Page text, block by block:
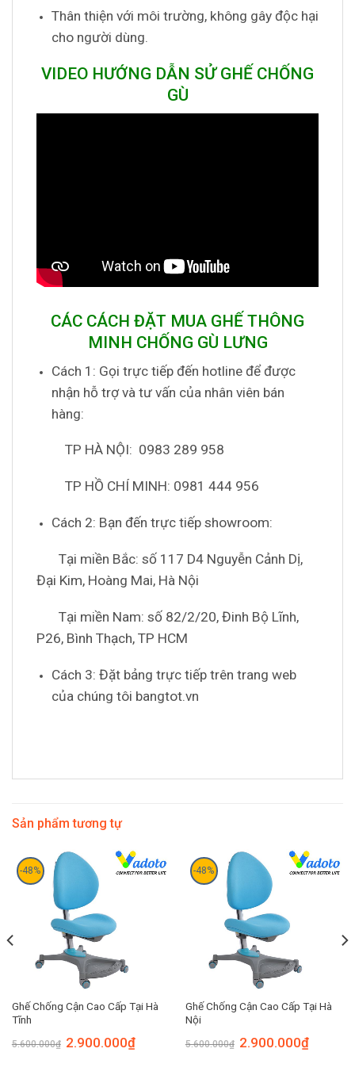
Thân thiện với môi trường, không gây độc hại
cho người dùng.
VIDEO HƯỚNG DẪN SỬ GHẾ CHỐNG
GÙ
CÁC CÁCH ĐẶT MUA GHẾ THÔNG
MINH CHỐNG GÙ LƯNG
Cách 1: Gọi trực tiếp đến hotline để được
nhận hỗ trợ và tư vấn của nhân viên bán
hàng:
TP HÀ NỘI: 0983 289 958
TP HỒ CHÍ MINH: 0981 444 956
Cách 2: Bạn đến trực tiếp showroom:
Tại miền Bắc: số 117 D4 Nguyễn Cảnh Dị,
Đại Kim, Hoàng Mai, Hà Nội
Tại miền Nam: số 82/2/20, Đinh Bộ Lĩnh,
P26, Bình Thạch, TP HCM
Cách 3: Đặt bảng trực tiếp trên trang web
của chúng tôi bangtot.vn
Sản phẩm tương tự
-48%
Ghế Chống Cận Cao Cấp Tại Hà
Tĩnh
5.600.000₫ 2.900.000₫
-48%
Ghế Chống Cận Cao Cấp Tại Hà
Nội
5.600.000₫ 2.900.000₫